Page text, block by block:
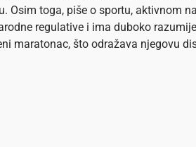
Osim toga, piše o sportu, aktivnom
regulative i ima duboko
maratonac, što odražava njegovu